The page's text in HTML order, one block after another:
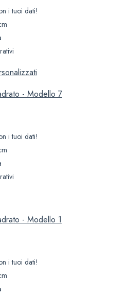
i tuoi dati!
- Modello 7
i tuoi dati!
- Modello 1
i tuoi dati!